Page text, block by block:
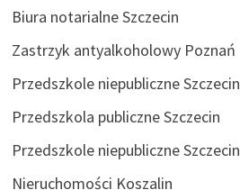
Biura notarialne Szczecin
Zastrzyk antyalkoholowy Poznań
Przedszkole niepubliczne Szczecin
Przedszkola publiczne Szczecin
Przedszkole niepubliczne Szczecin
Nieruchomości Koszalin